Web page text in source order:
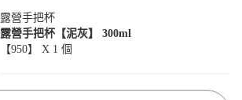
露營手把杯
露營手把杯【泥灰】 300ml
【950】 X 1 個